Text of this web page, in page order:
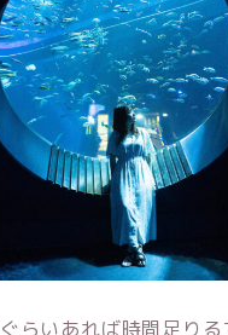
らいあれば時間足り